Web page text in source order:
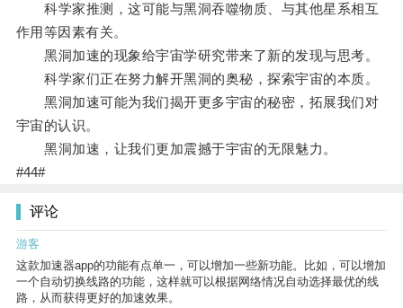
科学家推测，这可能与黑洞吞噬物质、与其他星系相互
作用等因素有关。
黑洞加速的现象给宇宙学研究带来了新的发现与思考。
科学家们正在努力解开黑洞的奥秘，探索宇宙的本质。
黑洞加速可能为我们揭开更多宇宙的秘密，拓展我们对
宇宙的认识。
黑洞加速，让我们更加震撼于宇宙的无限魅力。
#44#
评论
游客
这款加速器app的功能有点单一，可以增加一些新功能。比如，可以增加
一个自动切换线路的功能，这样就可以根据网络情况自动选择最优的线
路，从而获得更好的加速效果。